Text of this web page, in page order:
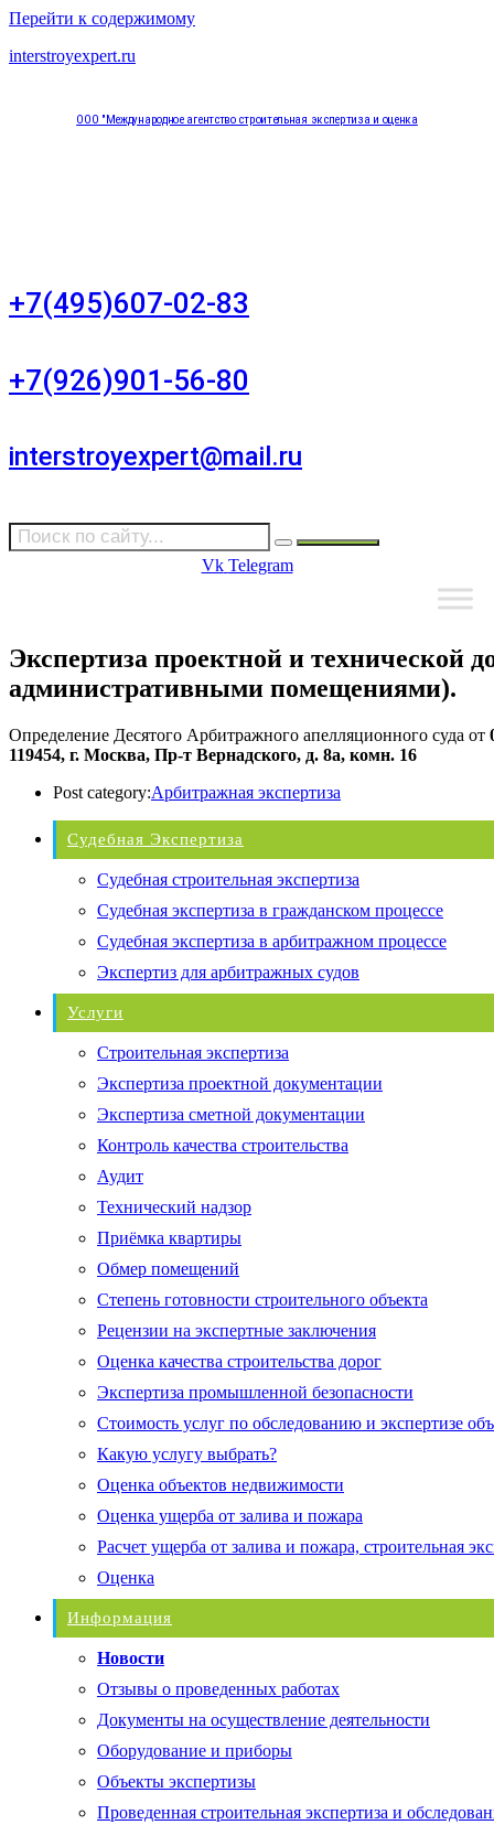
Перейти к содержимому
interstroyexpert.ru
ООО "Международное агентство строительная экспертиза и оценка
+7(495)607-02-83
+7(926)901-56-80
interstroyexpert@mail.ru
Vk Telegram
Экспертиза проектной и технической
административными помещениями).
Определение Десятого Арбитражного апелляционного суда от
119454, г. Москва, Пр-т Вернадского, д. 8а, комн. 16
Post category:Арбитражная экспертиза
Судебная Экспертиза
Судебная строительная экспертиза
Судебная экспертиза в гражданском процессе
Судебная экспертиза в арбитражном процессе
Экспертиз для арбитражных судов
Услуги
Строительная экспертиза
Экспертиза проектной документации
Экспертиза сметной документации
Контроль качества строительства
Аудит
Технический надзор
Приёмка квартиры
Обмер помещений
Степень готовности строительного объекта
Рецензии на экспертные заключения
Оценка качества строительства дорог
Экспертиза промышленной безопасности
Стоимость услуг по обследованию и экспертизе
Какую услугу выбрать?
Оценка объектов недвижимости
Оценка ущерба от залива и пожара
Расчет ущерба от залива и пожара, строительная
Оценка
Информация
Новости
Отзывы о проведенных работах
Документы на осуществление деятельности
Оборудование и приборы
Объекты экспертизы
Проведенная строительная экспертиза и